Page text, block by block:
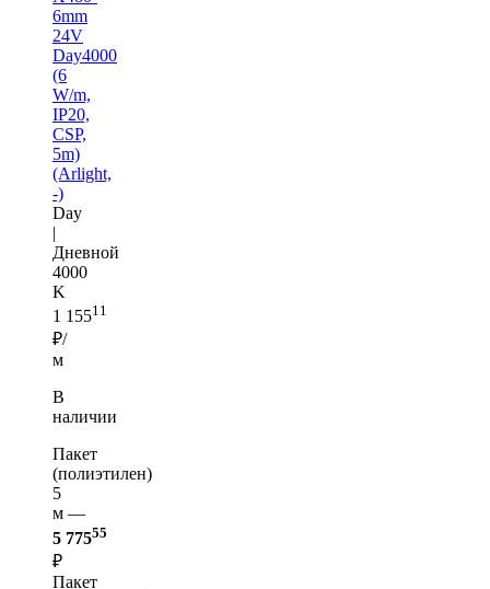
6mm
24V
Day4000
(6
W/m,
IP20,
CSP,
5m)
(Arlight,
-)
Day
|
Дневной
4000
K
1 15511
₽/
м
В
наличии
Пакет
(полиэтилен)
5
м —
5 77555
₽
Пакет